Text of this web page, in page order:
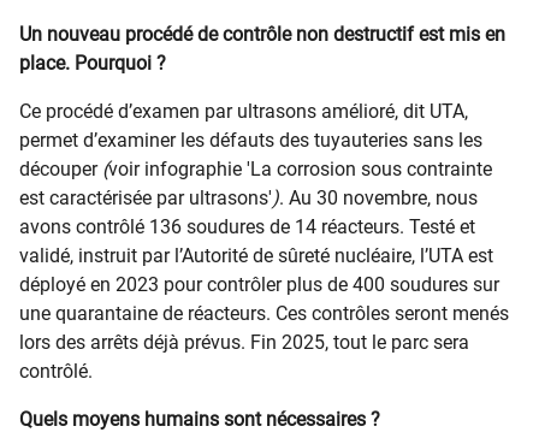
Un nouveau procédé de contrôle non destructif est mis en
place. Pourquoi ?
Ce procédé d’examen par ultrasons amélioré, dit UTA,
permet d’examiner les défauts des tuyauteries sans les
découper (voir infographie 'La corrosion sous contrainte
est caractérisée par ultrasons'). Au 30 novembre, nous
avons contrôlé 136 soudures de 14 réacteurs. Testé et
validé, instruit par l’Autorité de sûreté nucléaire, l’UTA est
déployé en 2023 pour contrôler plus de 400 soudures sur
une quarantaine de réacteurs. Ces contrôles seront menés
lors des arrêts déjà prévus. Fin 2025, tout le parc sera
contrôlé.
Quels moyens humains sont nécessaires ?